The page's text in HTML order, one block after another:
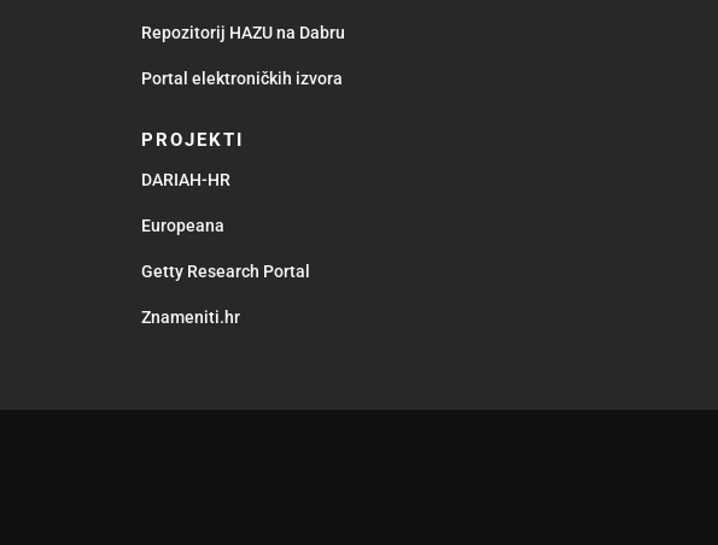
Repozitorij HAZU na Dabru
Portal elektroničkih izvora
PROJEKTI
DARIAH-HR
Europeana
Getty Research Portal
Znameniti.hr